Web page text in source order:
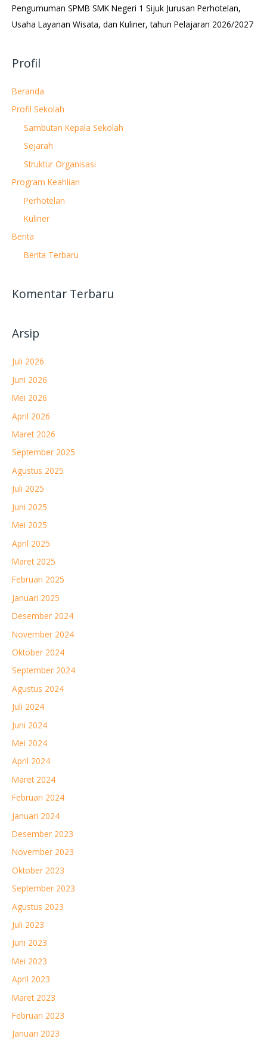
Pengumuman SPMB SMK Negeri 1 Sijuk Jurusan Perhotelan,
Usaha Layanan Wisata, dan Kuliner, tahun Pelajaran 2026/2027
Profil
Beranda
Profil Sekolah
Sambutan Kepala Sekolah
Sejarah
Struktur Organisasi
Program Keahlian
Perhotelan
Kuliner
Berita
Berita Terbaru
Komentar Terbaru
Arsip
Juli 2026
Juni 2026
Mei 2026
April 2026
Maret 2026
September 2025
Agustus 2025
Juli 2025
Juni 2025
Mei 2025
April 2025
Maret 2025
Februari 2025
Januari 2025
Desember 2024
November 2024
Oktober 2024
September 2024
Agustus 2024
Juli 2024
Juni 2024
Mei 2024
April 2024
Maret 2024
Februari 2024
Januari 2024
Desember 2023
November 2023
Oktober 2023
September 2023
Agustus 2023
Juli 2023
Juni 2023
Mei 2023
April 2023
Maret 2023
Februari 2023
Januari 2023